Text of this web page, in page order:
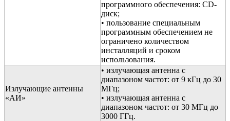
программного обеспечения: CD-
диск;
• пользование специальным
программным обеспечением не
ограничено количеством
инсталляций и сроком
использования.
Излучающие антенны
«АИ»
• излучающая антенна с
диапазоном частот: от 9 кГц до 30
МГц;
• излучающая антенна с
диапазоном частот: от 30 МГц до
3000 ГГц.